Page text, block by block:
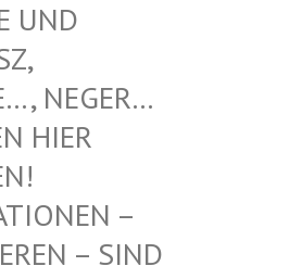
LES
– W
VER
– INF
– SIND – I